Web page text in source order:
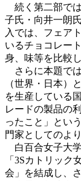
続く第二部で
子氏・向井一朗
入では、フェア
いるチョコレー
身、味等を比較
さらに本題で
（世界・日本）
を生産している
レードの製品の
ったこと」とい
門家としてのよ
白百合女子大
「3Sカトリッ
会」を結成し、